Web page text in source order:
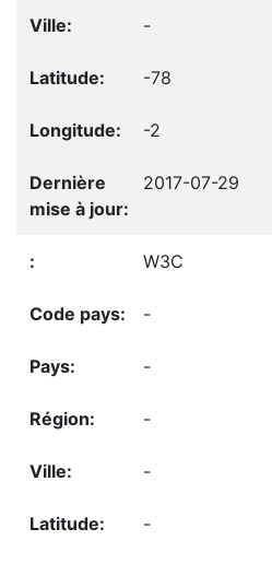
-
-78
-2
2017-07-29
W3C
-
-
-
-
-